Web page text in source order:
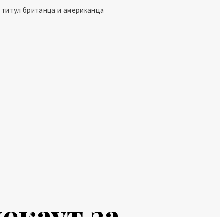
британца и американца